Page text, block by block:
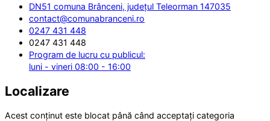
DN51 comuna Brânceni, județul Teleorman 147035
contact@comunabranceni.ro
0247 431 448
0247 431 448
Program de lucru cu publicul:
luni - vineri 08:00 - 16:00
Localizare
Acest conținut este blocat până când acceptați categoria